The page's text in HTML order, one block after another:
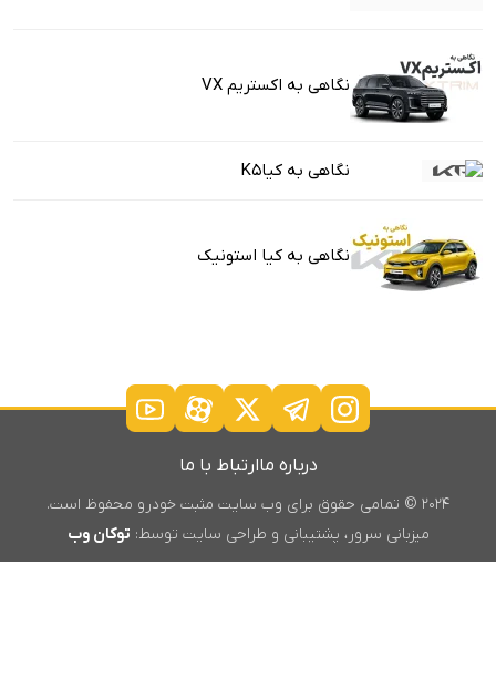
نگاهی به اکستریم VX
نگاهی به کیاK5
نگاهی به کیا استونیک
درباره ماارتباط با ما
۲۰۲۴ © تمامی حقوق برای وب سایت مثبت خودرو محفوظ است.
میزبانی سرور، پشتیبانی و طراحی سایت توسط: توکان وب